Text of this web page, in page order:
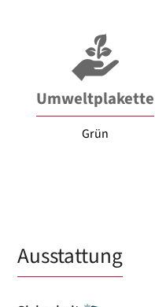
Umweltplakette
Grün
Ausstattung